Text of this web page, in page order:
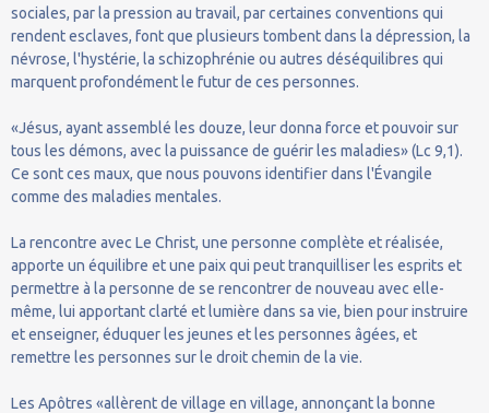
sociales, par la pression au travail, par certaines conventions qui
rendent esclaves, font que plusieurs tombent dans la dépression, la
névrose, l'hystérie, la schizophrénie ou autres déséquilibres qui
marquent profondément le futur de ces personnes.
«Jésus, ayant assemblé les douze, leur donna force et pouvoir sur
tous les démons, avec la puissance de guérir les maladies» (Lc 9,1).
Ce sont ces maux, que nous pouvons identifier dans l'Évangile
comme des maladies mentales.
La rencontre avec Le Christ, une personne complète et réalisée,
apporte un équilibre et une paix qui peut tranquilliser les esprits et
permettre à la personne de se rencontrer de nouveau avec elle-
même, lui apportant clarté et lumière dans sa vie, bien pour instruire
et enseigner, éduquer les jeunes et les personnes âgées, et
remettre les personnes sur le droit chemin de la vie.
Les Apôtres «allèrent de village en village, annonçant la bonne